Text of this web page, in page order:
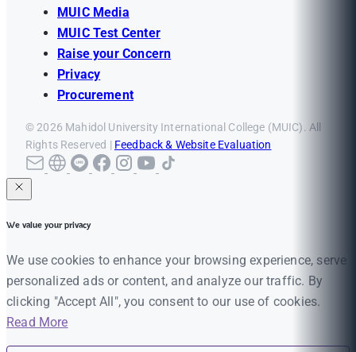
MUIC Media
MUIC Test Center
Raise your Concern
Privacy
Procurement
© 2026 Mahidol University International College (MUIC). All
Rights Reserved | Feedback & Website Evaluation
We value your privacy
We use cookies to enhance your browsing experience, serve
personalized ads or content, and analyze our traffic. By
clicking "Accept All", you consent to our use of cookies.
Read More